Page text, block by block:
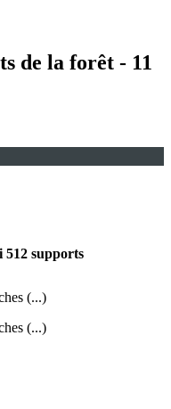
de la forêt - 11
512 supports
(...)
(...)